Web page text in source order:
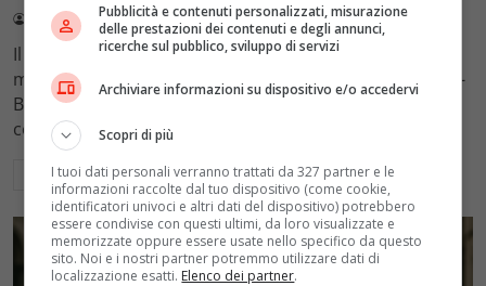
Redazione VelvetMAG 4 Agosto 2026
Il Tribunale di Roma ha fissato l'assegno di
mantenimento figli a 10.900 euro mensili nel caso Totti-
Blasi, respingendo la richiesta di 20mila euro della
conduttrice.
Leggi di più
Pubblicità e contenuti personalizzati, misurazione
delle prestazioni dei contenuti e degli annunci,
ricerche sul pubblico, sviluppo di servizi
Archiviare informazioni su dispositivo e/o accedervi
Scopri di più
I tuoi dati personali verranno trattati da 327 partner e le
informazioni raccolte dal tuo dispositivo (come cookie,
identificatori univoci e altri dati del dispositivo) potrebbero
essere condivise con questi ultimi, da loro visualizzate e
memorizzate oppure essere usate nello specifico da questo
sito. Noi e i nostri partner potremmo utilizzare dati di
localizzazione esatti. Elenco dei partner.